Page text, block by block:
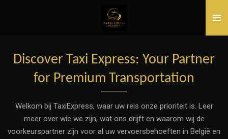
hoofdinhoud
Discover Taxi Express: Your Partner
for Premium Transportation
Welkom bij TaxiExpress, waar uw reis onze prioriteit is. Leer
meer over wie we zijn, wat ons drijft en waarom wij de
voorkeurspartner zijn voor al uw vervoersbehoeften in België en